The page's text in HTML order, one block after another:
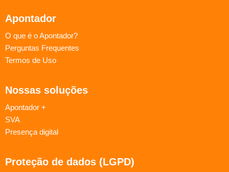
Apontador
O que é o Apontador?
Perguntas Frequentes
Termos de Uso
Nossas soluções
Apontador +
SVA
Presença digital
Proteção de dados (LGPD)